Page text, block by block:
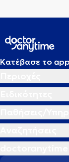
Κατέβασε το app